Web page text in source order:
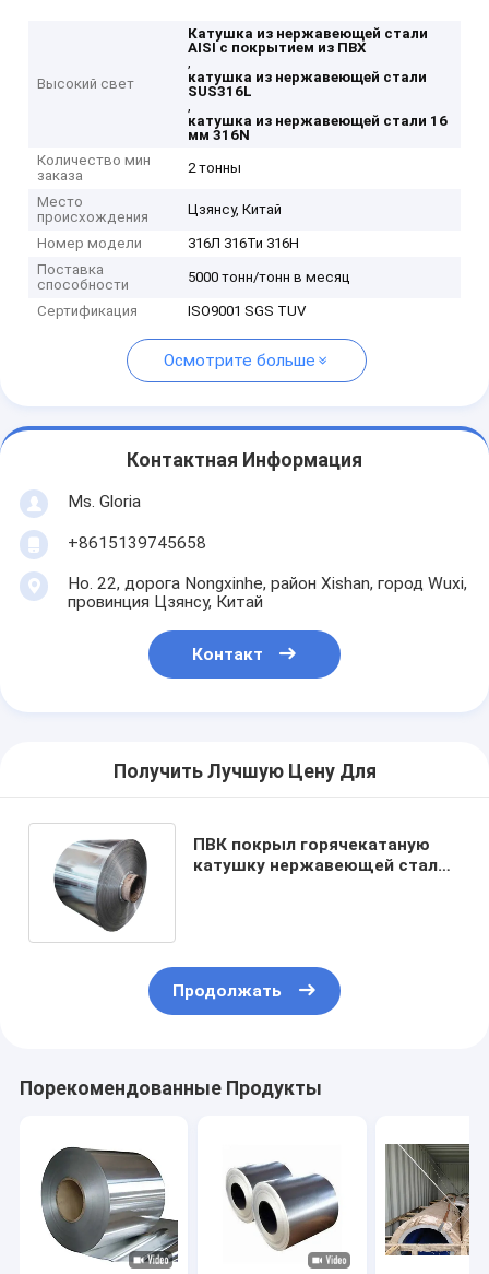
Высокий свет
Катушка из нержавеющей стали
AISI с покрытием из ПВХ
,
катушка из нержавеющей стали
SUS316L
,
катушка из нержавеющей стали 16
мм 316N
Количество мин
заказа
2 тонны
Место
происхождения
Цзянсу, Китай
Номер модели
316Л 316Ти 316Н
Поставка
способности
5000 тонн/тонн в месяц
Сертификация ISO9001 SGS TUV
Осмотрите больше
Контактная Информация
Ms. Gloria
+8615139745658
Но. 22, дорога Nongxinhe, район Xishan, город Wuxi,
провинция Цзянсу, Китай
Контакт
Получить Лучшую Цену Для
ПВК покрыл горячекатаную
катушку нержавеющей стали
Продолжать
Порекомендованные Продукты